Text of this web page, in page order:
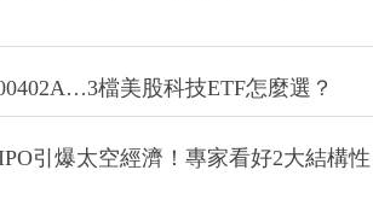
檔美股科技ETF怎麼選？
引爆太空經濟！專家看好2大結構性